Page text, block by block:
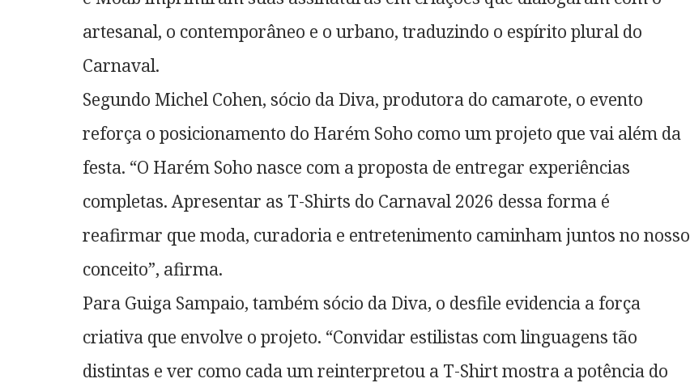
artesanal, o contemporâneo e o urbano, traduzindo o espírito plural do
Carnaval.
Segundo Michel Cohen, sócio da Diva, produtora do camarote, o evento
reforça o posicionamento do Harém Soho como um projeto que vai além da
festa. “O Harém Soho nasce com a proposta de entregar experiências
completas. Apresentar as T-Shirts do Carnaval 2026 dessa forma é
reafirmar que moda, curadoria e entretenimento caminham juntos no nosso
conceito”, afirma.
Para Guiga Sampaio, também sócio da Diva, o desfile evidencia a força
criativa que envolve o projeto. “Convidar estilistas com linguagens tão
distintas e ver como cada um reinterpretou a T-Shirt mostra a potência do